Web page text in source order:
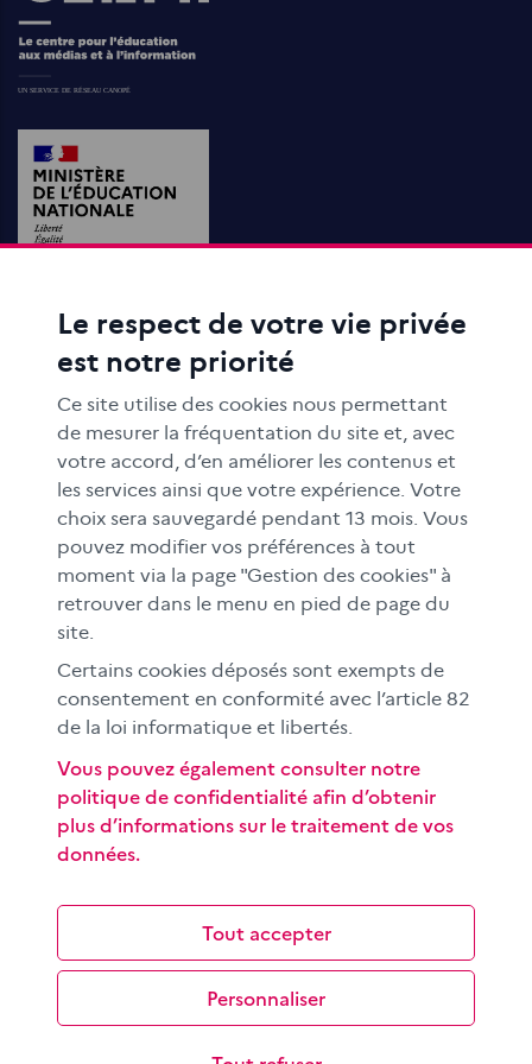
ACTIONS ÉDUCATIVES
FORMATION
RESSOURCES
MÉDIAS SCOLAIRES
FAMILLES
Le CLEMI
En académies
À l'international
CLEMI sup
Espace presse
Si vous souhaitez vous abonner gratuitement à la lettre
d'information mensuelle du CLEMI, cliquezici →
Le respect de votre vie privée
est notre priorité
Ce site utilise des cookies nous permettant
de mesurer la fréquentation du site et, avec
votre accord, d’en améliorer les contenus et
les services ainsi que votre expérience. Votre
choix sera sauvegardé pendant 13 mois. Vous
pouvez modifier vos préférences à tout
moment via la page "Gestion des cookies" à
retrouver dans le menu en pied de page du
site.
Certains cookies déposés sont exempts de
consentement en conformité avec l’article 82
de la loi informatique et libertés.
Tout accepter
Personnaliser
Vous pouvez également consulter notre
politique de confidentialité afin d’obtenir
plus d’informations sur le traitement de vos
données.